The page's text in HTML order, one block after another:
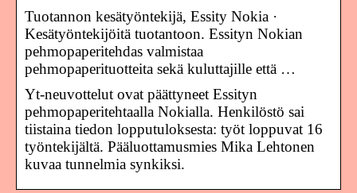
Tuotannon kesätyöntekijä, Essity Nokia ·
Kesätyöntekijöitä tuotantoon. Essityn Nokian
pehmopaperitehdas valmistaa
pehmopaperituotteita sekä kuluttajille että …
Yt-neuvottelut ovat päättyneet Essityn
pehmopaperitehtaalla Nokialla. Henkilöstö sai
tiistaina tiedon lopputuloksesta: työt loppuvat 16
työntekijältä. Pääluottamusmies Mika Lehtonen
kuvaa tunnelmia synkiksi.